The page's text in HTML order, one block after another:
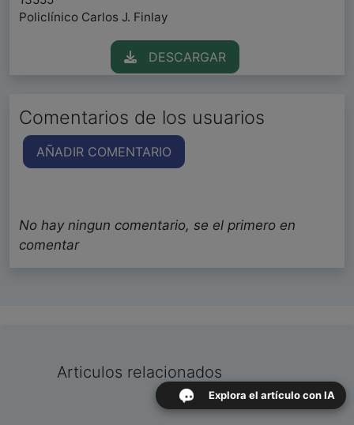
Policlínico Carlos J. Finlay
DESCARGAR
Comentarios de los usuarios
AÑADIR COMENTARIO
No hay ningun comentario, se el primero en
comentar
Articulos relacionados
Explora el artículo con IA